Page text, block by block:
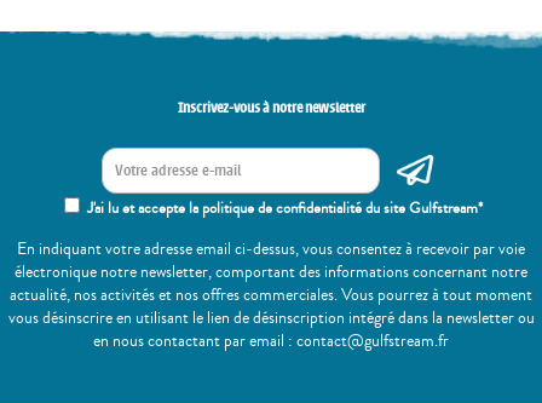
Inscrivez-vous à notre newsletter
J'ai lu et accepte la politique de confidentialité du site Gulfstream*
En indiquant votre adresse email ci-dessus, vous consentez à recevoir par voie
électronique notre newsletter, comportant des informations concernant notre
actualité, nos activités et nos offres commerciales. Vous pourrez à tout moment
vous désinscrire en utilisant le lien de désinscription intégré dans la newsletter ou
en nous contactant par email : contact@gulfstream.fr